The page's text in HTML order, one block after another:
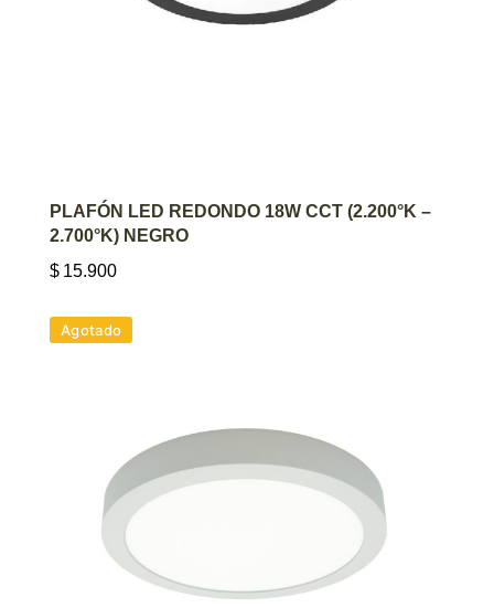
AGREGAR AL CARRITO
PLAFÓN LED REDONDO 18W CCT (2.200°K –
2.700°K) NEGRO
$ 15.900
Agotado